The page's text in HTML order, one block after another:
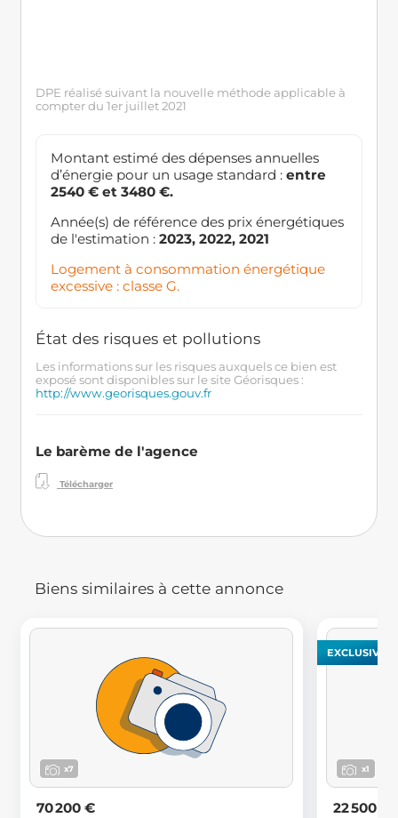
DPE réalisé suivant la nouvelle méthode applicable à
compter du 1er juillet 2021
Montant estimé des dépenses annuelles
d’énergie pour un usage standard : entre
2540 € et 3480 €.
Année(s) de référence des prix énergétiques
de l'estimation : 2023, 2022, 2021
Logement à consommation énergétique
excessive : classe G.
État des risques et pollutions
Les informations sur les risques auxquels ce bien est
exposé sont disponibles sur le site Géorisques :
http://www.georisques.gouv.fr
Le barème de l'agence
Télécharger
Biens similaires à cette annonce
x7
70 200 €
x1
22 500 €